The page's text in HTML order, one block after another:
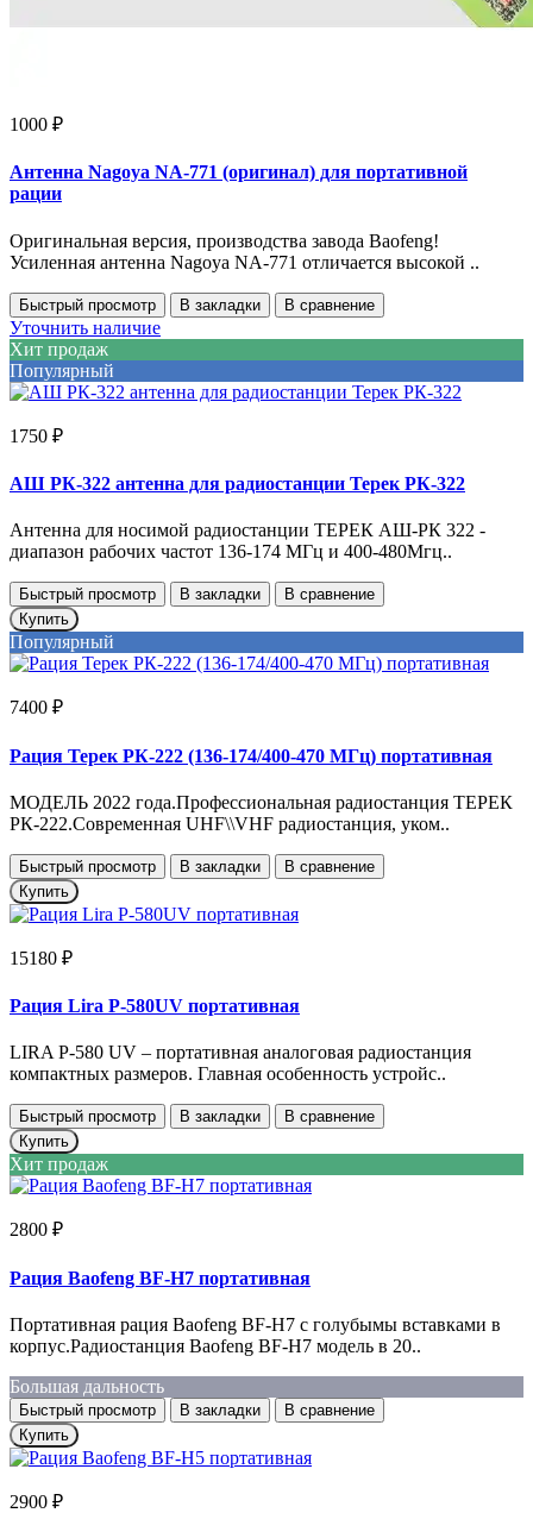
1000 ₽
Антенна Nagoya NA-771 (оригинал) для портативной
рации
Оригинальная версия, производства завода Baofeng!
Усиленная антенна Nagoya NA-771 отличается высокой ..
Быстрый просмотр В закладки В сравнение
Уточнить наличие
Хит продаж
Популярный
1750 ₽
АШ РК-322 антенна для радиостанции Терек РК-322
Антенна для носимой радиостанции ТЕРЕК АШ-РК 322 -
диапазон рабочих частот 136-174 МГц и 400-480Мгц..
Быстрый просмотр В закладки
В сравнение
Купить
Популярный
7400 ₽
Рация Терек РК-222 (136-174/400-470 МГц) портативная
МОДЕЛЬ 2022 года.Профессиональная радиостанция ТЕРЕК
РК-222.Современная UHF\\VHF радиостанция, уком..
Быстрый просмотр В закладки
В сравнение
Купить
15180 ₽
Рация Lira P-580UV портативная
LIRA P-580 UV – портативная аналоговая радиостанция
компактных размеров. Главная особенность устройс..
Быстрый просмотр В закладки
В сравнение
Купить
Хит продаж
2800 ₽
Рация Baofeng BF-H7 портативная
Портативная рация Baofeng BF-H7 с голубымы вставками в
корпус.Радиостанция Baofeng BF-H7 модель в 20..
Большая дальность
Быстрый просмотр В закладки
В сравнение
Купить
2900 ₽